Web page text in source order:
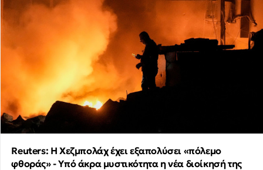
Reuters: Η Χεζμπολάχ έχει εξαπολύσει «πόλεμο
φθοράς» - Υπό άκρα μυστικότητα η νέα διοίκησή της